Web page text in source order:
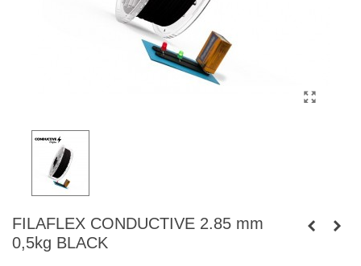
FILAFLEX CONDUCTIVE 2.85 mm
0,5kg BLACK